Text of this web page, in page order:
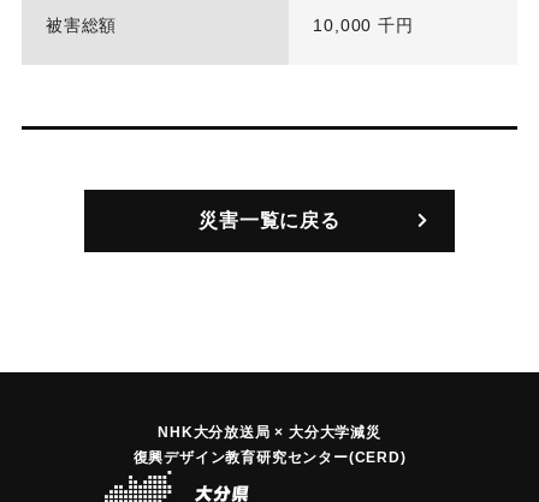
被害総額 10,000 千円
災害一覧に戻る
NHK大分放送局 × 大分大学減災
復興デザイン教育研究センター(CERD)